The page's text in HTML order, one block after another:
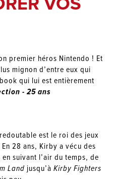
premier héros Nintendo ! Et
mignon d’entre eux qui
qui lui est entièrement
- 25 ans
est le roi des jeux
28 ans, Kirby a vécu des
suivant l’air du temps, de
Land jusqu’à Kirby Fighters